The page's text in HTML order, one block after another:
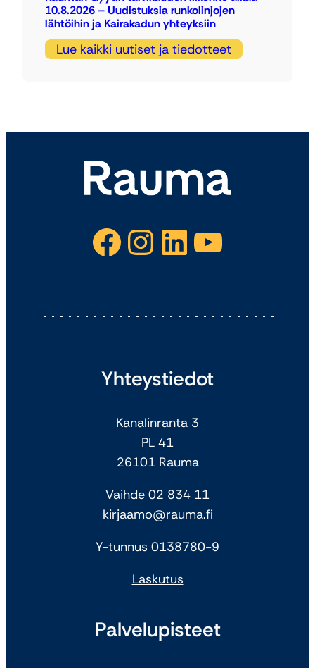
10.8.2026 – Uudistuksia runkolinjojen
lähtöihin ja Kairakadun yhteyksiin
Lue kaikki uutiset ja tiedotteet
Facebook Instagram LinkedIn YouTube
Yhteystiedot
Kanalinranta 3
PL 41
26101 Rauma
Vaihde 02 834 11
kirjaamo@rauma.fi
Y-tunnus 0138780-9
Laskutus
Palvelupisteet